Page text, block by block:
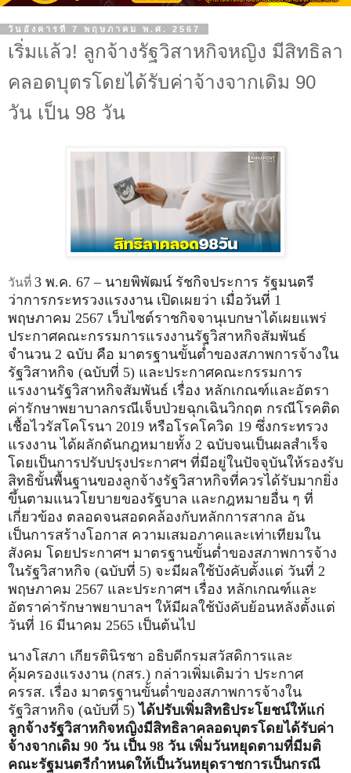
วันอังคารที่ 7 พฤษภาคม พ.ศ. 2567
เริ่มแล้ว! ลูกจ้างรัฐวิสาหกิจหญิง มีสิทธิลา
คลอดบุตรโดยได้รับค่าจ้างจากเดิม 90
วัน เป็น 98 วัน
วันที่ 3 พ.ค. 67 – นายพิพัฒน์ รัชกิจประการ รัฐมนตรี
ว่าการกระทรวงแรงงาน เปิดเผยว่า เมื่อวันที่ 1
พฤษภาคม 2567 เว็บไซต์ราชกิจจานุเบกษาได้เผยแพร่
ประกาศคณะกรรมการแรงงานรัฐวิสาหกิจสัมพันธ์
จำนวน 2 ฉบับ คือ มาตรฐานขั้นต่ำของสภาพการจ้างใน
รัฐวิสาหกิจ (ฉบับที่ 5) และประกาศคณะกรรมการ
แรงงานรัฐวิสาหกิจสัมพันธ์ เรื่อง หลักเกณฑ์และอัตรา
ค่ารักษาพยาบาลกรณีเจ็บป่วยฉุกเฉินวิกฤต กรณีโรคติด
เชื้อไวรัสโคโรนา 2019 หรือโรคโควิด 19 ซึ่งกระทรวง
แรงงาน ได้ผลักดันกฎหมายทั้ง 2 ฉบับจนเป็นผลสำเร็จ
โดยเป็นการปรับปรุงประกาศฯ ที่มีอยู่ในปัจจุบันให้รองรับ
สิทธิขั้นพื้นฐานของลูกจ้างรัฐวิสาหกิจที่ควรได้รับมากยิ่ง
ขึ้นตามแนวโยบายของรัฐบาล และกฎหมายอื่น ๆ ที่
เกี่ยวข้อง ตลอดจนสอดคล้องกับหลักการสากล อัน
เป็นการสร้างโอกาส ความเสมอภาคและเท่าเทียมใน
สังคม โดยประกาศฯ มาตรฐานขั้นต่ำของสภาพการจ้าง
ในรัฐวิสาหกิจ (ฉบับที่ 5) จะมีผลใช้บังคับตั้งแต่ วันที่ 2
พฤษภาคม 2567 และประกาศฯ เรื่อง หลักเกณฑ์และ
อัตราค่ารักษาพยาบาลฯ ให้มีผลใช้บังคับย้อนหลังตั้งแต่
วันที่ 16 มีนาคม 2565 เป็นต้นไป
นางโสภา เกียรตินิรชา อธิบดีกรมสวัสดิการและ
คุ้มครองแรงงาน (กสร.) กล่าวเพิ่มเติมว่า ประกาศ
ครรส. เรื่อง มาตรฐานขั้นต่ำของสภาพการจ้างใน
รัฐวิสาหกิจ (ฉบับที่ 5)ได้ปรับเพิ่มสิทธิประโยชน์ให้แก่
ลูกจ้างรัฐวิสาหกิจหญิงมีสิทธิลาคลอดบุตรโดยได้รับค่า
จ้างจากเดิม 90 วัน เป็น 98 วัน เพิ่มวันหยุดตามที่มีมติ
คณะรัฐมนตรีกำหนดให้เป็นวันหยุดราชการเป็นกรณี